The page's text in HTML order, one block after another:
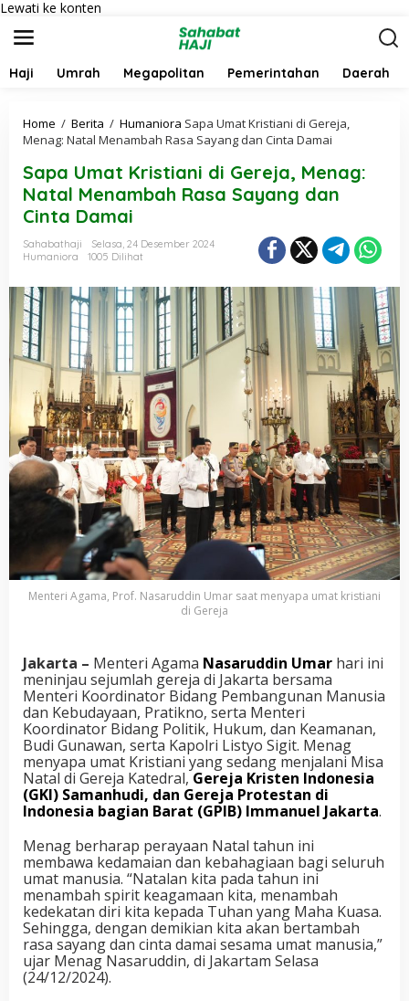
Lewati ke konten
Haji Umrah Megapolitan Pemerintahan Daerah
Home / Berita / Humaniora Sapa Umat Kristiani di Gereja,
Menag: Natal Menambah Rasa Sayang dan Cinta Damai
Sapa Umat Kristiani di Gereja, Menag:
Natal Menambah Rasa Sayang dan
Cinta Damai
Sahabathaji
Selasa, 24 Desember 2024
Humaniora
1005 Dilihat
Menteri Agama, Prof. Nasaruddin Umar saat menyapa umat kristiani
di Gereja
Jakarta – Menteri Agama Nasaruddin Umar hari ini
meninjau sejumlah gereja di Jakarta bersama
Menteri Koordinator Bidang Pembangunan Manusia
dan Kebudayaan, Pratikno, serta Menteri
Koordinator Bidang Politik, Hukum, dan Keamanan,
Budi Gunawan, serta Kapolri Listyo Sigit. Menag
menyapa umat Kristiani yang sedang menjalani Misa
Natal di Gereja Katedral, Gereja Kristen Indonesia
(GKI) Samanhudi, dan Gereja Protestan di
Indonesia bagian Barat (GPIB) Immanuel Jakarta.
Menag berharap perayaan Natal tahun ini
membawa kedamaian dan kebahagiaan bagi seluruh
umat manusia. “Natalan kita pada tahun ini
menambah spirit keagamaan kita, menambah
kedekatan diri kita kepada Tuhan yang Maha Kuasa.
Sehingga, dengan demikian kita akan bertambah
rasa sayang dan cinta damai sesama umat manusia,”
ujar Menag Nasaruddin, di Jakartam Selasa
(24/12/2024).